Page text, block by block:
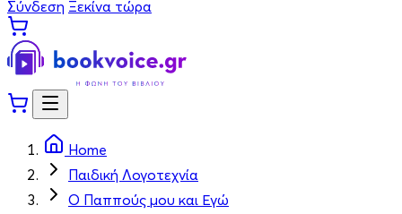
Σύνδεση Ξεκίνα τώρα
Home
Παιδική Λογοτεχνία
Ο Παππούς μου και Εγώ